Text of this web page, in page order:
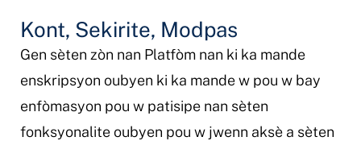
Kont, Sekirite, Modpas
Gen sèten zòn nan Platfòm nan ki ka mande
enskripsyon oubyen ki ka mande w pou w bay
enfòmasyon pou w patisipe nan sèten
fonksyonalite oubyen pou w jwenn aksè a sèten